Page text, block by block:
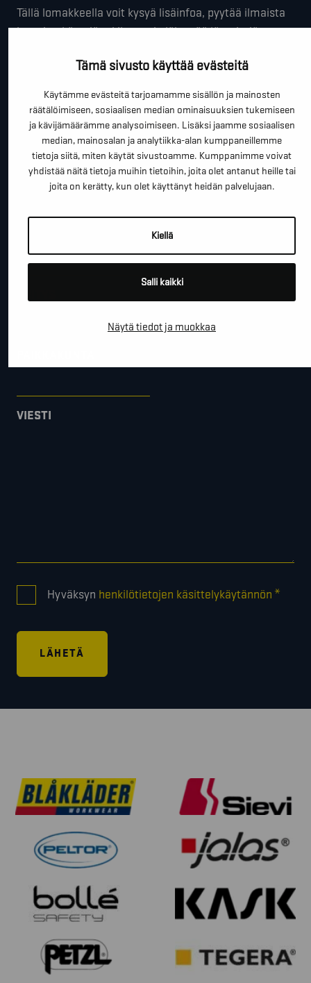
Tämä sivusto käyttää evästeitä
Käytämme evästeitä tarjoamamme sisällön ja mainosten
räätälöimiseen, sosiaalisen median ominaisuuksien tukemiseen
ja kävijämäärämme analysoimiseen. Lisäksi jaamme sosiaalisen
median, mainosalan ja analytiikka-alan kumppaneillemme
tietoja siitä, miten käytät sivustoamme. Kumppanimme voivat
yhdistää näitä tietoja muihin tietoihin, joita olet antanut heille tai
joita on kerätty, kun olet käyttänyt heidän palvelujaan.
Kiellä
Salli kaikki
Näytä tiedot ja muokkaa
Tällä lomakkeella voit kysyä lisäinfoa, pyytää ilmaista
kartoituskäyntiä tai ihan vain lähettää lämpimiä
ETUNIMI SUKUNIMI *
PUHELINNUMERO *
VIESTI
Hyväksyn henkilötietojen käsittelykäytännön *